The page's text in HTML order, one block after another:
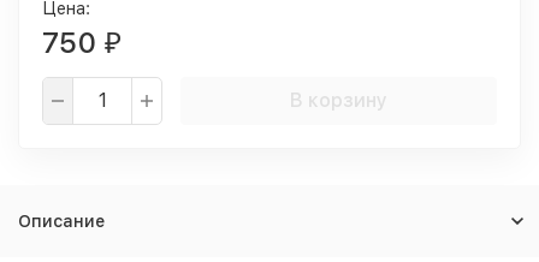
Цена:
750 ₽
В корзину
Описание